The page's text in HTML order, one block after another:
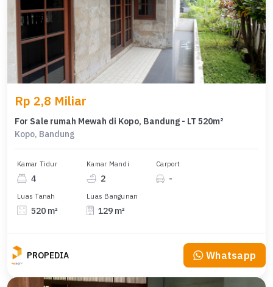
Rp 2,8 Miliar
For Sale rumah Mewah di Kopo, Bandung - LT 520m²
Kopo, Bandung
Kamar Tidur
4
Kamar Mandi
2
Carport
-
Luas Tanah
520 m²
Luas Bangunan
129 m²
PROPEDIA Whatsapp